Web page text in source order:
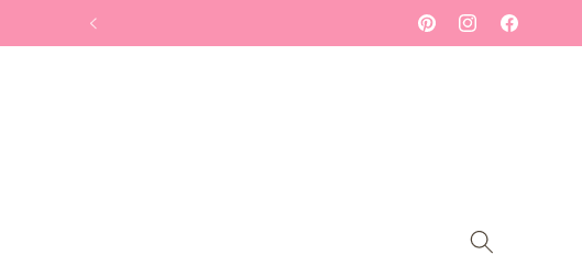
Skip to
content
Facebook
Instagram
Pinterest
ברוכה הבאה לעולם הרקמה שלי - תתחילי לחלום